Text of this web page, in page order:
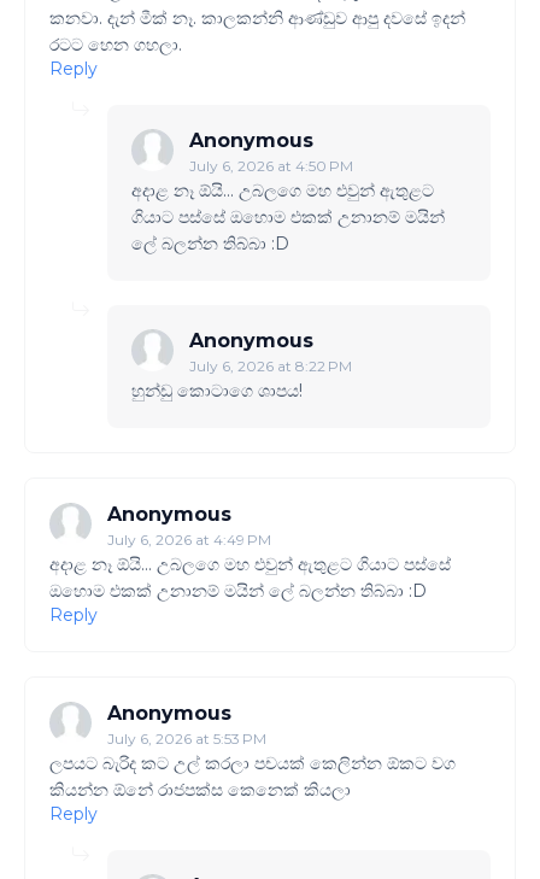
කනවා. දැන් මීක් නෑ. කාලකන්නි ආණ්ඩුව ආපු දවසේ ඉදන්
රටට හෙන ගහලා.
Reply
Anonymous
July 6, 2026 at 4:50 PM
අදාළ නෑ ඕයි... උබලගෙ මහ එවුන් ඇතුළට
ගියාට පස්සේ ඔහොම එකක් උනානම් මයින්
ලේ බලන්න තිබ්බා :D
Anonymous
July 6, 2026 at 8:22 PM
හුන්ඩු කොටාගෙ ශාපය!
Anonymous
July 6, 2026 at 4:49 PM
අදාළ නෑ ඕයි... උබලගෙ මහ එවුන් ඇතුළට ගියාට පස්සේ
ඔහොම එකක් උනානම් මයින් ලේ බලන්න තිබ්බා :D
Reply
Anonymous
July 6, 2026 at 5:53 PM
ලපයට බැරිද කට උල් කරලා පචයක් කෙලින්න ඕකට වග
කියන්න ඕනේ රාජපක්ස කෙනෙක් කියලා
Reply